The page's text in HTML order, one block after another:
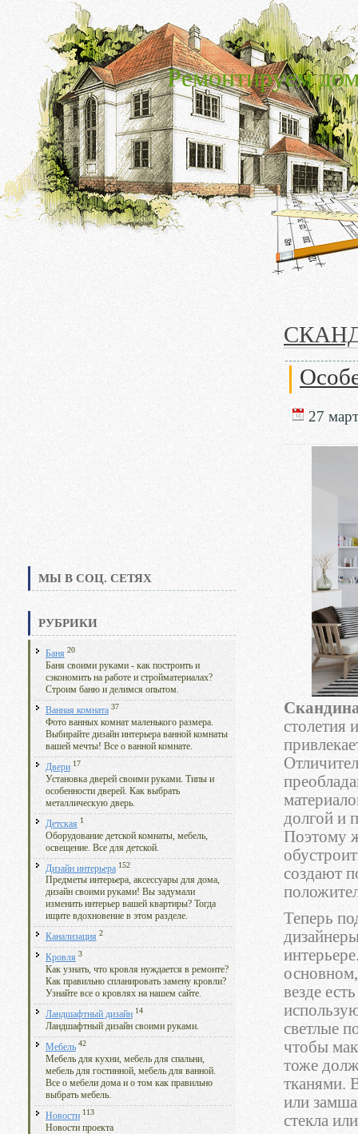
Ремонтируем
МЫ В СОЦ. СЕТЯХ
РУБРИКИ
Баня 20
Баня своими руками - как построить и
сэкономить на работе и стройматериалах?
Строим баню и делимся опытом.
Ванная комната 37
Фото ванных комнат маленького размера.
Выбирайте дизайн интерьера ванной комнаты
вашей мечты! Все о ванной комнате.
Двери 17
Установка дверей своими руками. Типы и
особенности дверей. Как выбрать
металлическую дверь.
Детская 1
Оборудование детской комнаты, мебель,
освещение. Все для детской.
Дизайн интерьера 152
Предметы интерьера, аксессуары для дома,
дизайн своими руками! Вы задумали
изменить интерьер вашей квартиры? Тогда
ищите вдохновение в этом разделе.
Канализация 2
Кровля 3
Как узнать, что кровля нуждается в ремонте?
Как правильно спланировать замену кровли?
Узнайте все о кровлях на нашем сайте.
Ландшафтный дизайн 14
Ландшафтный дизайн своими руками.
Мебель 42
Мебель для кухни, мебель для спальни,
мебель для гостинной, мебель для ванной.
Все о мебели дома и о том как правильно
выбрать мебель.
Новости 113
Новости проекта
27
столетия
долгой и
Поэтому
создают
Теперь
везде
светлые
чтобы
тоже
тканями.
или
стекла